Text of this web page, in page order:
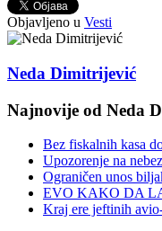
Objavljeno u Vesti
Neda Dimitrijević
Najnovije od Neda
Bez fiskalnih kasa
Upozorenje na
Ograničen unos
EVO KAKO DA
Kraj ere jeftinih